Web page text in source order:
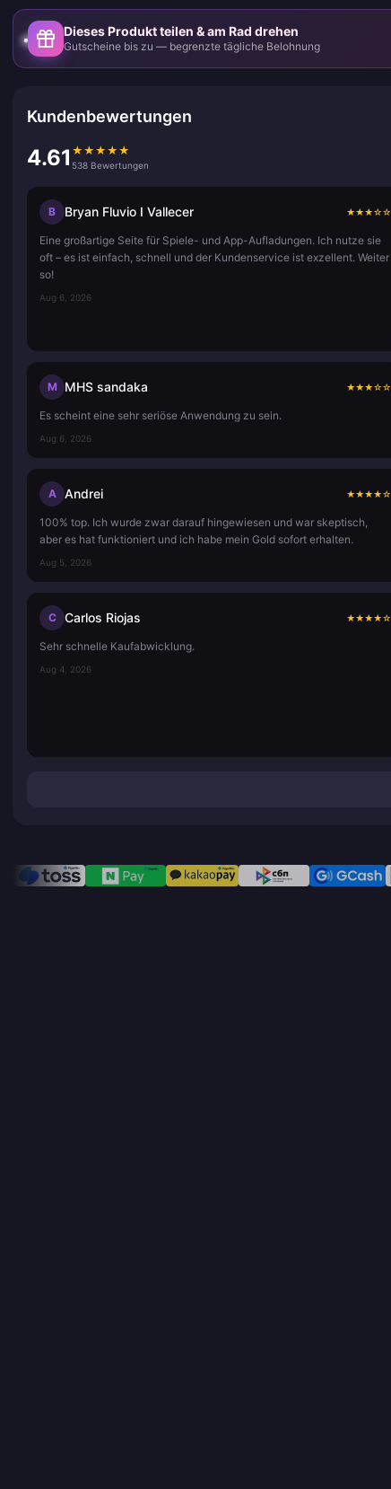
Dieses Produkt teilen & am Rad drehen
Gutscheine bis zu — begrenzte tägliche Belohnung
Kundenbewertungen
4.61 ★ ★ ★ ★ ★
538 Bewertungen
B Bryan Fluvio I Vallecer ★★★☆☆
Eine großartige Seite für Spiele- und App-Aufladungen. Ich nutze sie
oft – es ist einfach, schnell und der Kundenservice ist exzellent. Weiter
so!
Aug 6, 2026
M MHS sandaka ★★★☆☆
Es scheint eine sehr seriöse Anwendung zu sein.
Aug 6, 2026
A Andrei ★★★★☆
100% top. Ich wurde zwar darauf hingewiesen und war skeptisch,
aber es hat funktioniert und ich habe mein Gold sofort erhalten.
Aug 5, 2026
C Carlos Riojas ★★★★☆
Sehr schnelle Kaufabwicklung.
Aug 4, 2026